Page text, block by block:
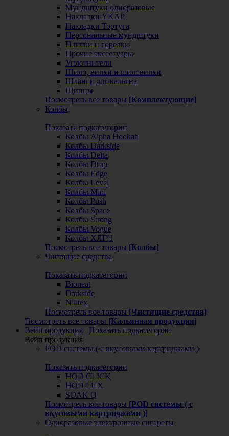
Мундштуки одноразовые
Накладки YKAP
Накладки Тортуга
Персональные мундштуки
Плитки и горелки
Прочие аксессуары
Уплотнители
Шило, вилки и шиловилки
Шланги для кальяна
Щипцы
Посмотреть все товары [Комплектующие]
Колбы
Показать подкатегории
Колбы Alpha Hookah
Колбы Darkside
Колбы Delta
Колбы Drop
Колбы Edge
Колбы Level
Колбы Mini
Колбы Push
Колбы Space
Колбы Strong
Колбы Vogue
Колбы ХЛГН
Посмотреть все товары [Колбы]
Чистящие средства
Показать подкатегории
Bioneat
Darkside
Nilitex
Посмотреть все товары [Чистящие средства]
Посмотреть все товары [Кальянная продукция]
Вейп продукция
Показать подкатегории
Вейп продукция
POD системы ( с вкусовыми картриджами )
Показать подкатегории
HQD CLICK
HQD LUX
SOAK Q
Посмотреть все товары [POD системы ( с
вкусовыми картриджами )]
Одноразовые электронные сигареты